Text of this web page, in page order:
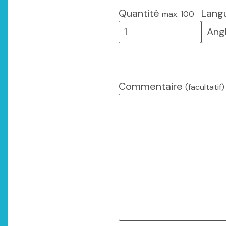
Quantité max. 100
Commentaire (facultatif)